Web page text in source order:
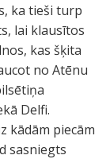
ka tieši turp
lai klausītos
kas šķita
no Atēnu
Delfi.
kādām piecām
sasniegts